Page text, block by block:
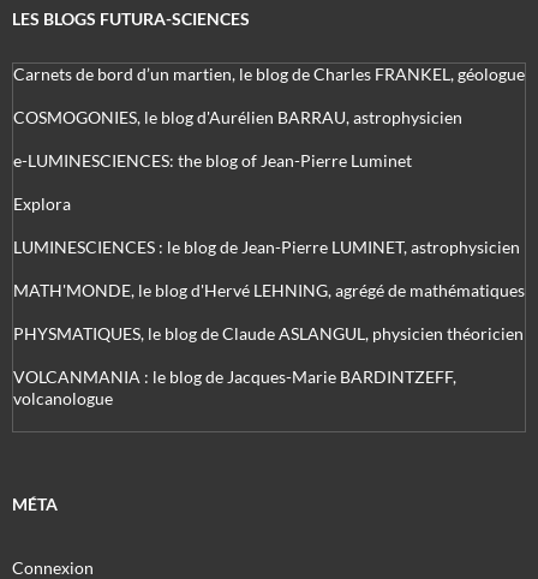
LES BLOGS FUTURA-SCIENCES
Carnets de bord d’un martien, le blog de Charles FRANKEL, géologue
COSMOGONIES, le blog d'Aurélien BARRAU, astrophysicien
e-LUMINESCIENCES: the blog of Jean-Pierre Luminet
Explora
LUMINESCIENCES : le blog de Jean-Pierre LUMINET, astrophysicien
MATH'MONDE, le blog d'Hervé LEHNING, agrégé de mathématiques
PHYSMATIQUES, le blog de Claude ASLANGUL, physicien théoricien
VOLCANMANIA : le blog de Jacques-Marie BARDINTZEFF,
volcanologue
MÉTA
Connexion